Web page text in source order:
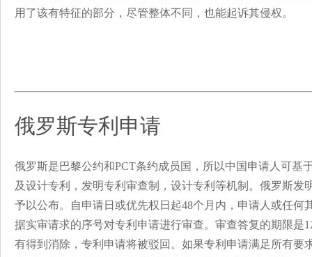
用了该有特征的部分，尽管整体不同，也能起诉其侵权。
俄罗斯专利申请
俄罗斯是巴黎公约和PCT条约成员国，所以中国申请人可
及设计专利，发明专利审查制，设计专利等机制。俄罗斯
予以公布。自申请日或优先权日起48个月内，申请人或任
据实审请求的序号对专利申请进行审查。审查答复的期限
有得到消除，专利申请将被驳回。如果专利申请满足所有